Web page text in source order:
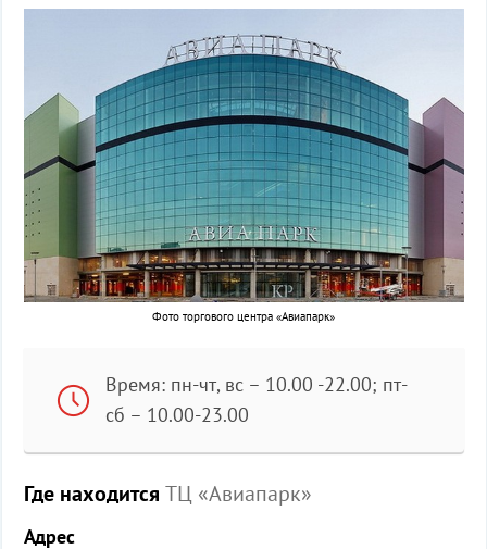
Фото торгового центра «Авиапарк»
Время: пн-чт, вс – 10.00 -22.00; пт-
сб – 10.00-23.00
Где находится ТЦ «Авиапарк»
Адрес